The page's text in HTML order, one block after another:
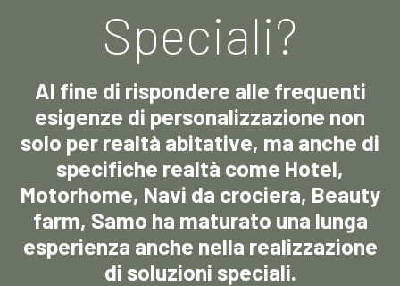
Speciali?
Al fine di rispondere alle frequenti
esigenze di personalizzazione non
solo per realtà abitative, ma anche di
specifiche realtà come Hotel,
Motorhome, Navi da crociera, Beauty
farm, Samo ha maturato una lunga
esperienza anche nella realizzazione
di soluzioni speciali.